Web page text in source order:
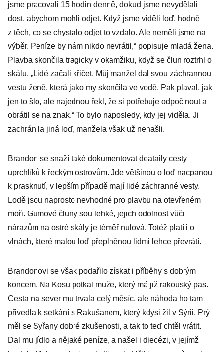
jsme pracovali 15 hodin denně, dokud jsme nevydělali
dost, abychom mohli odjet. Když jsme viděli loď, hodně
z těch, co se chystalo odjet to vzdalo. Ale neměli jsme na
výběr. Peníze by nám nikdo nevrátil,“ popisuje mladá žena.
Plavba skončila tragicky v okamžiku, když se člun roztrhl o
skálu. „Lidé začali křičet. Můj manžel dal svou záchrannou
vestu ženě, která jako my skončila ve vodě. Pak plaval, jak
jen to šlo, ale najednou řekl, že si potřebuje odpočinout a
obrátil se na znak.“ To bylo naposledy, kdy jej viděla. Ji
zachránila jiná loď, manžela však už nenašli.
Brandon se snaží také dokumentovat deataily cesty
uprchlíků k řeckým ostrovům. Jde většinou o loď nacpanou
k prasknutí, v lepším případě mají lidé záchranné vesty.
Lodě jsou naprosto nevhodné pro plavbu na otevřeném
moři. Gumové čluny sou lehké, jejich odolnost vůči
nárazům na ostré skály je téměř nulová. Totéž platí i o
vlnách, které malou loď přeplněnou lidmi lehce převrátí.
Brandonovi se však podařilo získat i příběhy s dobrým
koncem. Na Kosu potkal muže, který má již rakouský pas.
Cesta na sever mu trvala celý měsíc, ale náhoda ho tam
přivedla k setkání s Rakušanem, který kdysi žil v Sýrii. Prý
měl se Syřany dobré zkušenosti, a tak to teď chtěl vrátit.
Dal mu jídlo a nějaké peníze, a našel i diecézi, v jejímž